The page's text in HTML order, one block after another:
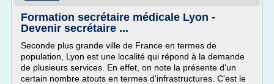
Formation secrétaire médicale Lyon -
Devenir secrétaire ...
Seconde plus grande ville de France en termes de
population, Lyon est une localité qui répond à la demande
de plusieurs services. En effet, on note la présente d'un
certain nombre atouts en termes d'infrastructures. C'est le